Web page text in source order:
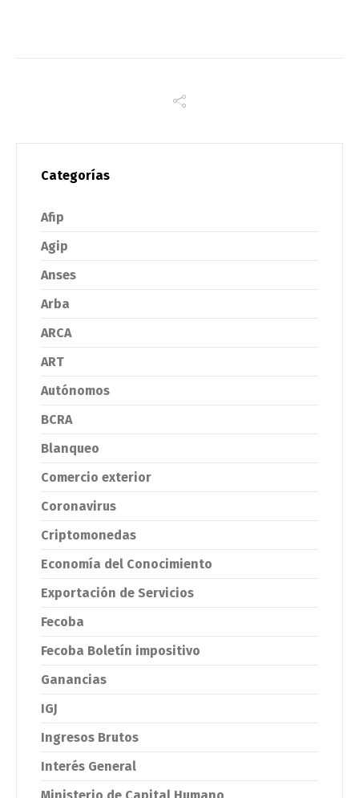
Categorías
Afip
Agip
Anses
Arba
ARCA
ART
Autónomos
BCRA
Blanqueo
Comercio exterior
Coronavirus
Criptomonedas
Economía del Conocimiento
Exportación de Servicios
Fecoba
Fecoba Boletín impositivo
Ganancias
IGJ
Ingresos Brutos
Interés General